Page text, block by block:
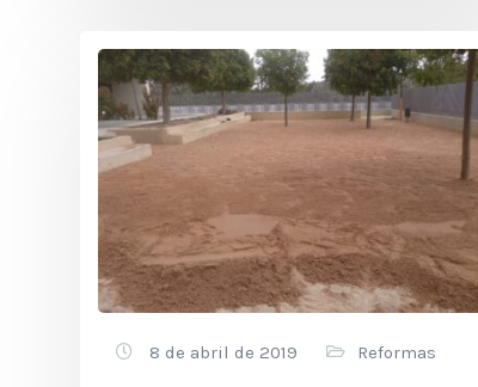
8 de abril de 2019 Reformas